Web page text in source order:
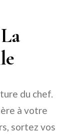
du chef.
à votre
sortez vos